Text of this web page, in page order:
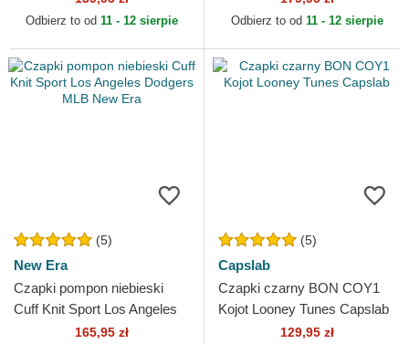
Odbierz to od 11 - 12 sierpie Odbierz to od 11 - 12 sierpie
(5)
New Era
Czapki pompon niebieski
Cuff Knit Sport Los Angeles
Dodgers MLB New Era
165,95 zł
(5)
Capslab
Czapki czarny BON COY1
Kojot Looney Tunes Capslab
129,95 zł